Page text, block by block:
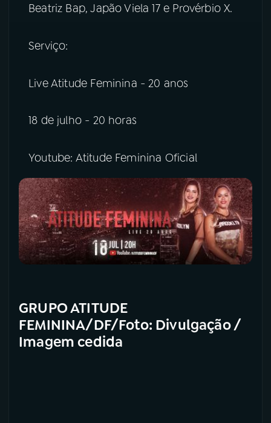
Beatriz Bap, Japão Viela 17 e Provérbio X.
Serviço:
Live Atitude Feminina - 20 anos
18 de julho - 20 horas
Youtube: Atitude Feminina Oficial
GRUPO ATITUDE
FEMININA/DF/Foto: Divulgação /
Imagem cedida